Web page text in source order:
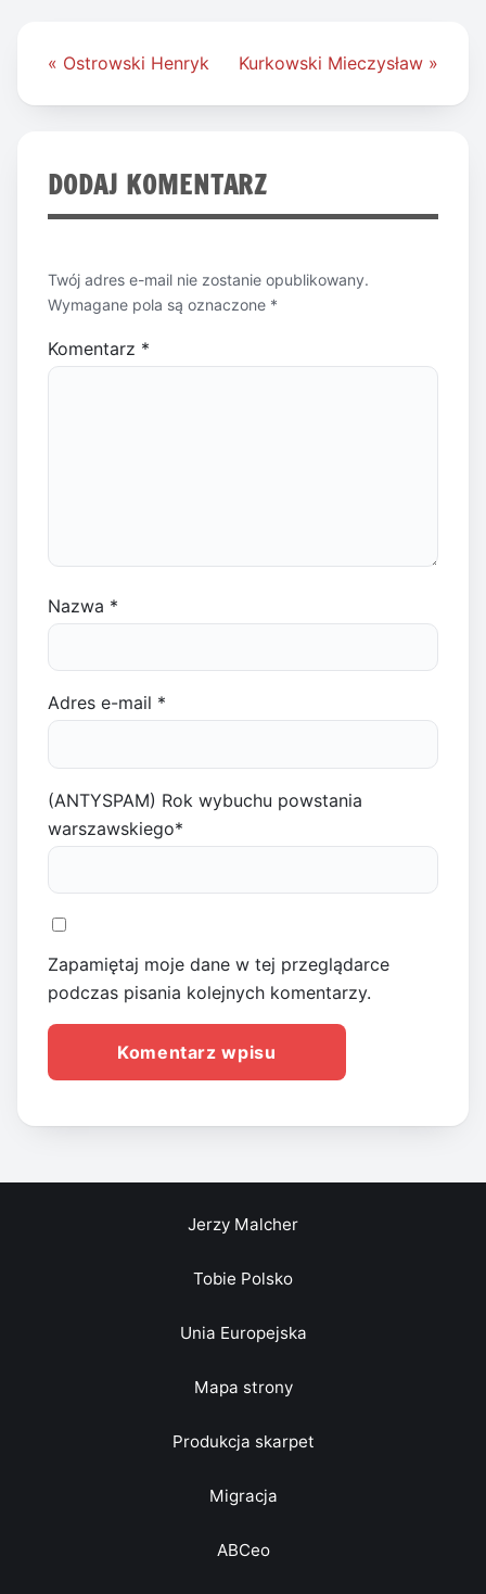
Nawigacja
« Ostrowski Henryk Kurkowski Mieczysław »
DODAJ KOMENTARZ
Twój adres e-mail nie zostanie opublikowany.
Wymagane pola są oznaczone *
Komentarz *
Nazwa *
Adres e-mail *
(ANTYSPAM) Rok wybuchu powstania
warszawskiego*
Zapamiętaj moje dane w tej przeglądarce
podczas pisania kolejnych komentarzy.
Jerzy Malcher
Tobie Polsko
Unia Europejska
Mapa strony
Produkcja skarpet
Migracja
ABCeo